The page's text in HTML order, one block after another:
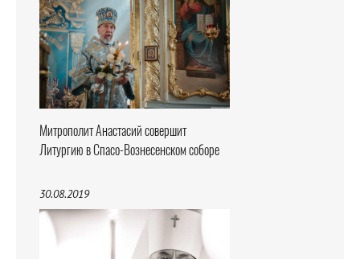
Митрополит Анастасий совершит
Литургию в Спасо-Вознесенском соборе
30.08.2019